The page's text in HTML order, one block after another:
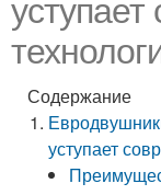
Содержание
уступает